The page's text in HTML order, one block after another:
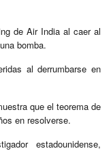
de Air India al caer al
bomba.
al derrumbarse en
que el teorema de
en resolverse.
estadounidense,